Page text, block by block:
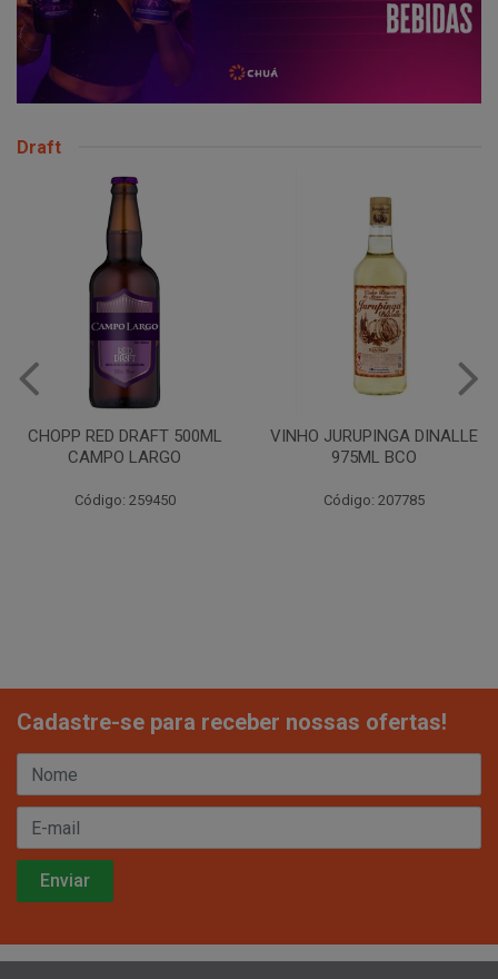
Draft
CHOPP RED DRAFT 500ML
CAMPO LARGO
Código: 259450
VINHO JURUPINGA DINALLE
975ML BCO
Código: 207785
Cadastre-se para receber nossas ofertas!